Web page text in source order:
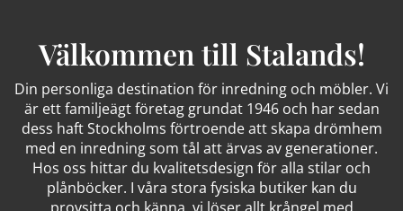
Välkommen till Stalands!
Din personliga destination för inredning och möbler. Vi
är ett familjeägt företag grundat 1946 och har sedan
dess haft Stockholms förtroende att skapa drömhem
med en inredning som tål att ärvas av generationer.
Hos oss hittar du kvalitetsdesign för alla stilar och
plånböcker. I våra stora fysiska butiker kan du
provsitta och känna, vi löser allt krångel med